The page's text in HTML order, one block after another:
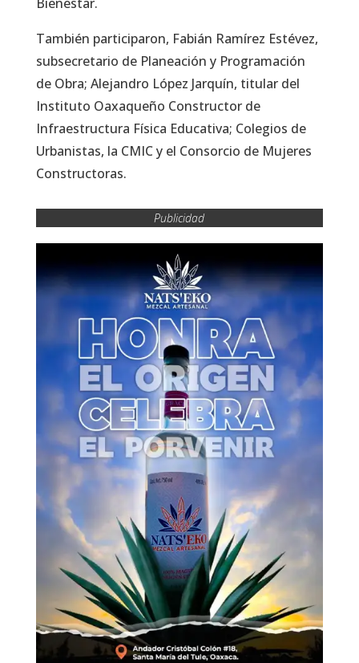
Bienestar.
También participaron, Fabián Ramírez Estévez,
subsecretario de Planeación y Programación
de Obra; Alejandro López Jarquín, titular del
Instituto Oaxaqueño Constructor de
Infraestructura Física Educativa; Colegios de
Urbanistas, la CMIC y el Consorcio de Mujeres
Constructoras.
Publicidad